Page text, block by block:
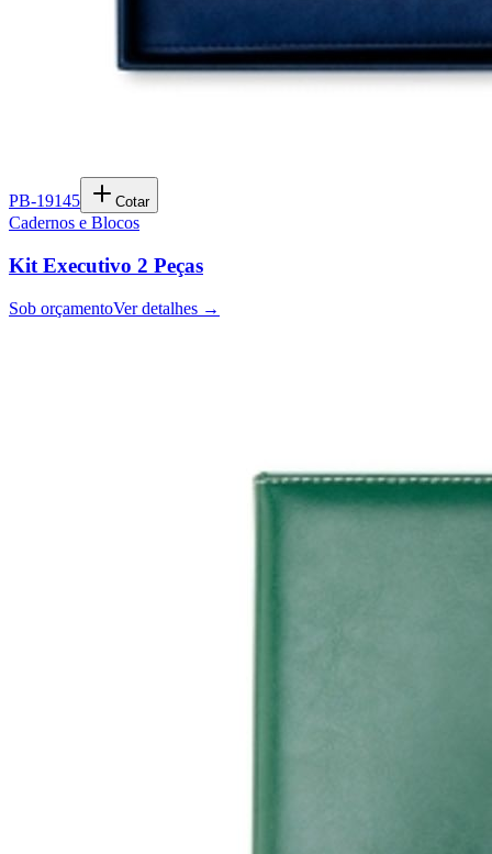
PB-19145 Cotar
Cadernos e Blocos
Kit Executivo 2 Peças
Sob orçamentoVer detalhes →